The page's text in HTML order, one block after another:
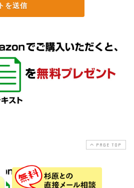
PAGE TOP